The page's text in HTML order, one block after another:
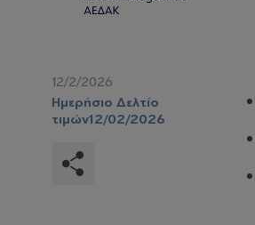
12/2/2026
Ημερήσιο Δελτίο
τιμών12/02/2026